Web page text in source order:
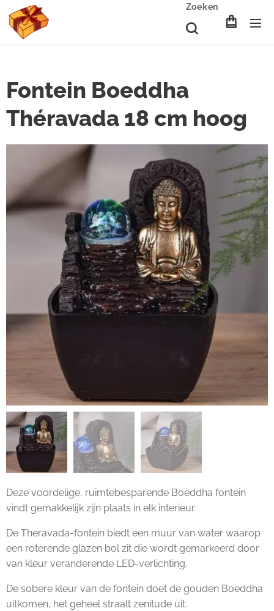
Zoeken
Fontein Boeddha
Théravada 18 cm hoog
Deze voordelige, ruimtebesparende Boeddha fontein
vindt gemakkelijk zijn plaats in elk interieur.
De Theravada-fontein biedt een muur van water waarop
een roterende glazen bol zit die wordt gemarkeerd door
van kleur veranderende LED-verlichting.
De sobere kleur van de fontein doet de gouden Boeddha
uitkomen, het geheel straalt zenitude uit.